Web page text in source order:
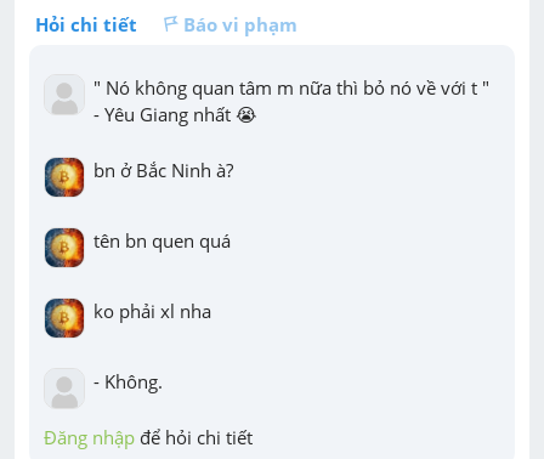
Hỏi chi tiết Báo vi phạm
" Nó không quan tâm m nữa thì bỏ nó về với t "
- Yêu Giang nhất 😭
bn ở Bắc Ninh à?
tên bn quen quá
ko phải xl nha
- Không.
Đăng nhập để hỏi chi tiết